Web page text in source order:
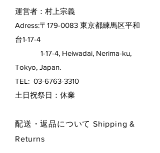
運営者：村上宗義
Adress:〒179-0083 東京都練馬区平和
台1-17-4
1-17-4, Heiwadai, Nerima-ku,
Tokyo, Japan.
TEL: 03-6763-3310
​土日祝祭日：休業
配送・返品について Shipping &
Returns